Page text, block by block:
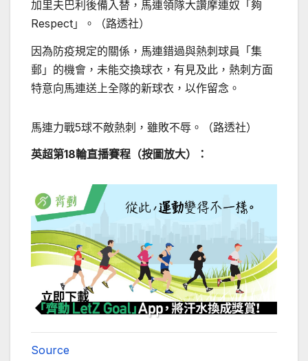
加里夫巴利後備入替，馬連領隊大讚摩連奴「夠
Respect」。（路透社）
因為防疫規定的關係，馬連錯過與熱刺球員「集
郵」的機會，未能交換球衣，有見及此，熱刺方面
特意向馬連送上全隊的新球衣，以作留念。
馬連力戰5球不敵熱刺，雖敗不辱。（路透社）
英超第18輪直播賽程（按圖放大）：
Source